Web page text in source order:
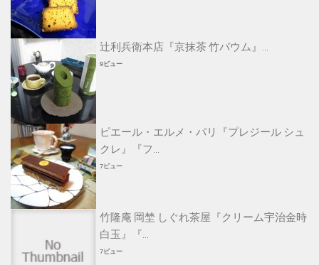
辻利兵衛本店『京抹茶 竹バウム』...
9ビュー
ピエール・エルメ・パリ『プレジール シュ
クレ』『フ...
7ビュー
竹隆庵 岡埜 しぐれ茶屋『クリーム宇治金時
白玉』『...
7ビュー